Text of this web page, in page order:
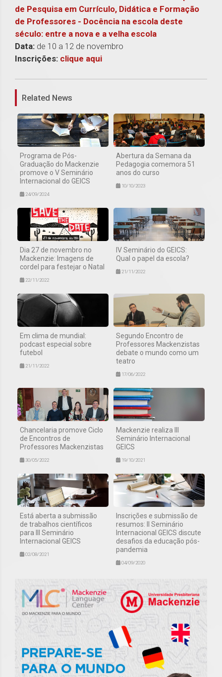
de Pesquisa em Currículo, Didática e Formação
de Professores - Docência na escola deste
século: entre a nova e a velha escola
Data: de 10 a 12 de novembro
Inscrições: clique aqui
Related News
Programa de Pós-
Graduação do Mackenzie
promove o V Seminário
Internacional do GEICS
24/09/2024
Abertura da Semana da
Pedagogia comemora 51
anos do curso
10/10/2023
Dia 27 de novembro no
Mackenzie: Imagens de
cordel para festejar o Natal
22/11/2022
IV Seminário do GEICS:
Qual o papel da escola?
21/11/2022
Em clima de mundial:
podcast especial sobre
futebol
21/11/2022
Segundo Encontro de
Professores Mackenzistas
debate o mundo como um
teatro
17/06/2022
Chancelaria promove Ciclo
de Encontros de
Professores Mackenzistas
30/05/2022
Mackenzie realiza III
Seminário Internacional
GEICS
19/10/2021
Está aberta a submissão
de trabalhos científicos
para III Seminário
Internacional GEICS
02/08/2021
Inscrições e submissão de
resumos: II Seminário
Internacional GEICS discute
desafios da educação pós-
pandemia
04/09/2020